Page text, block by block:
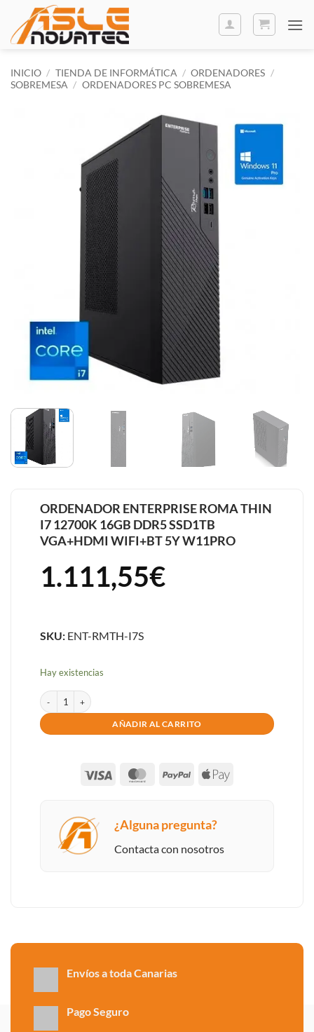
contenido
INICIO / TIENDA DE INFORMÁTICA / ORDENADORES /
SOBREMESA / ORDENADORES PC SOBREMESA
ORDENADOR ENTERPRISE ROMA THIN
I7 12700K 16GB DDR5 SSD1TB
VGA+HDMI WIFI+BT 5Y W11PRO
1.111,55€
SKU:ENT-RMTH-I7S
Hay existencias
ORDENADOR ENTERPRISE ROMA THIN I7 12700K 16GB DDR5
AÑADIR AL CARRITO
Visa MasterCard
PayPal Apple
¿Alguna pregunta?
Contacta con nosotros
Envíos a toda Canarias
Pago Seguro